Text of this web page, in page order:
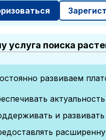
услуга поиска
развиваем
и